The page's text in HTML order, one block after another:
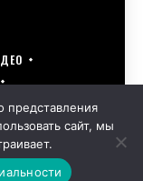
15–17 МАРТА
KARTOEV.RU
ДАННЫХ
представления
сайт, мы